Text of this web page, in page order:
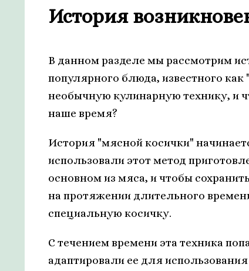
История
В данном разделе мы рассмотрим
популярного блюда, известного
необычную кулинарную технику, и
наше время?
История "мясной косички"
использовали этот метод
основном из мяса, и чтобы
на протяжении длительного
специальную косичку.
С течением времени эта техника
адаптировали ее для